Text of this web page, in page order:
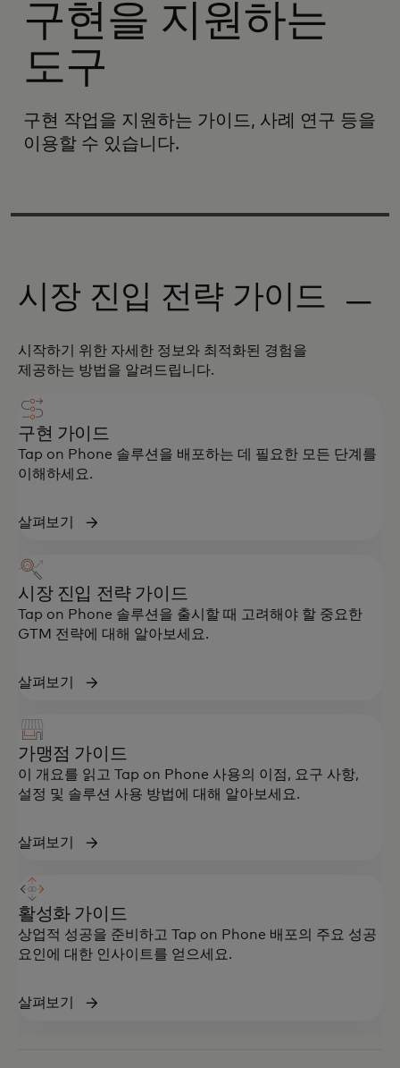
구현을 지원하는
도구
구현 작업을 지원하는 가이드, 사례 연구 등을
이용할 수 있습니다.
시장 진입 전략 가이드
시작하기 위한 자세한 정보와 최적화된 경험을
제공하는 방법을 알려드립니다.
구현 가이드
Tap on Phone 솔루션을 배포하는 데 필요한 모든 단계를
이해하세요.
살펴보기
시장 진입 전략 가이드
Tap on Phone 솔루션을 출시할 때 고려해야 할 중요한
GTM 전략에 대해 알아보세요.
살펴보기
가맹점 가이드
이 개요를 읽고 Tap on Phone 사용의 이점, 요구 사항,
설정 및 솔루션 사용 방법에 대해 알아보세요.
살펴보기
활성화 가이드
상업적 성공을 준비하고 Tap on Phone 배포의 주요 성공
요인에 대한 인사이트를 얻으세요.
살펴보기